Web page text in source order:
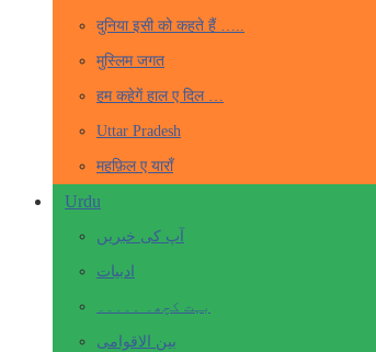
दुनिया इसी को कहते हैं …..
मुस्लिम जगत
हम कहेगें हाल ए दिल …
Uttar Pradesh
महफ़िल ए याराँ
Urdu
آپ کی خبریں
ادبیات
بہت کچھ۔ ۔۔۔۔۔
بین الاقوامی